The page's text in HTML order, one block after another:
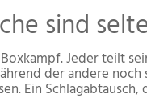
sind
Jeder teilt
der andere
Ein